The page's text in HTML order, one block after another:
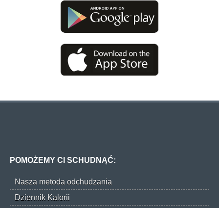
POMOŻEMY CI SCHUDNĄĆ:
Nasza metoda odchudzania
Dziennik Kalorii